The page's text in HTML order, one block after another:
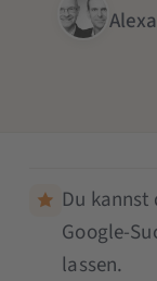
Du kannst
Google-
lassen.